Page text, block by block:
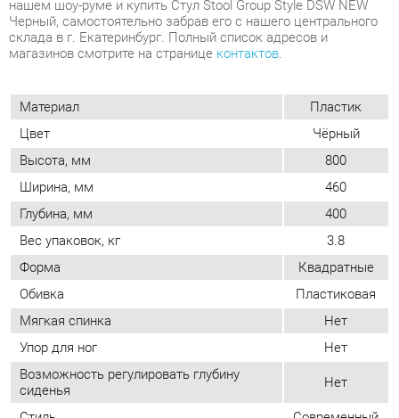
Цвет
Чёрный
Высота, мм
800
Глубина, мм
400
Вес упаковок, кг
3.8
Форма
Квадратные
Обивка
Пластиковая
Мягкая спинка
Нет
Упор для ног
Нет
Возможность регулировать глубину
сиденья
Нет
Стиль
Современный
Мягкое сиденье
Нет
Возможность регулировать высоту
сиденья
Нет
ОТЗЫВЫ